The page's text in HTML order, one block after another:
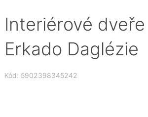
Interiérové dveře
Erkado Daglézie
Kód: 5902398345242